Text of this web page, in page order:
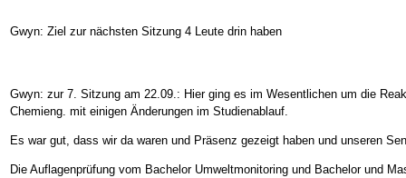
Gwyn: Ziel zur nächsten Sitzung 4 Leute drin haben
Gwyn: zur 7. Sitzung am 22.09.: Hier ging es im Wesentlichen um die
Chemieng. mit einigen Änderungen im Studienablauf.
Es war gut, dass wir da waren und Präsenz gezeigt haben und unseren
Die Auflagenprüfung vom Bachelor Umweltmonitoring und Bachelor und